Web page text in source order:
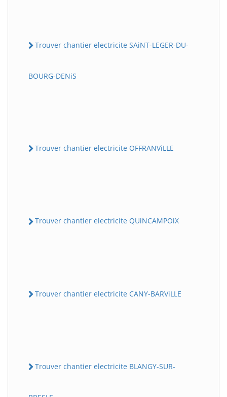
Trouver chantier electricite SAiNT-LEGER-DU-
BOURG-DENiS
Trouver chantier electricite OFFRANViLLE
Trouver chantier electricite QUiNCAMPOiX
Trouver chantier electricite CANY-BARViLLE
Trouver chantier electricite BLANGY-SUR-